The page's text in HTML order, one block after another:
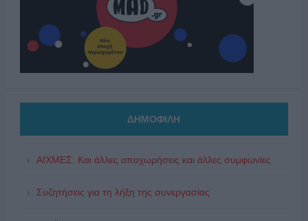
ΔΗΜΟΦΙΛΗ
ΑΙΧΜΕΣ: Και άλλες αποχωρήσεις και άλλες συμφωνίες
Συζητήσεις για τη λήξη της συνεργασίας